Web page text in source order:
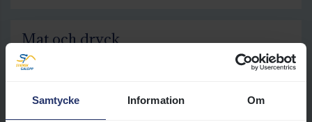
Samtycke Information Om
Mat och dryck
Välkommen att ta del av vårt
Jägersro Galopp. Maten serveras